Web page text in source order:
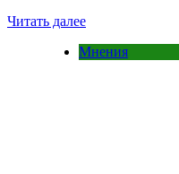
Читать далее
Мнения